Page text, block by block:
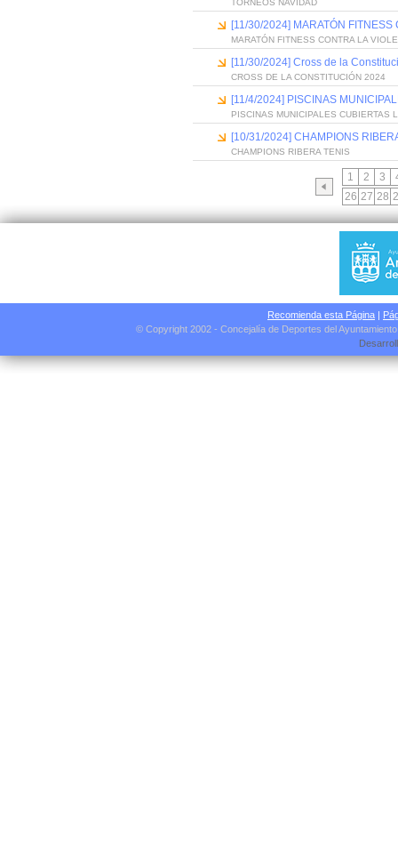
TORNEOS NAVIDAD
[11/30/2024] MARATÓN
MARATÓN FITNESS CONTRA LA
[11/30/2024] Cross de la
CROSS DE LA CONSTITUCIÓN 2024
[11/4/2024] PISCINAS
PISCINAS MUNICIPALES CUBIERTAS
[10/31/2024] CHAMPIONS
CHAMPIONS RIBERA TENIS
1 2 3
26 27 28
Recomienda esta Página |
© Copyright 2002 - Concejalía de Deportes del